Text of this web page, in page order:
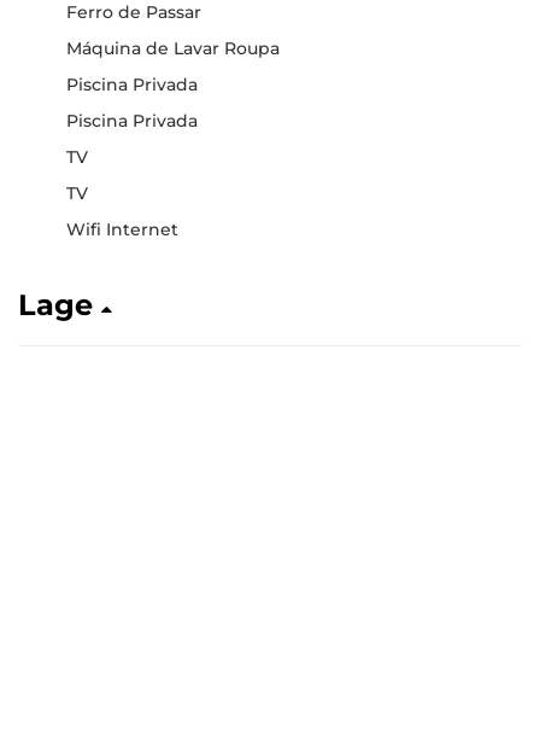
Ferro de Passar
Máquina de Lavar Roupa
Piscina Privada
Piscina Privada
TV
TV
Wifi Internet
Lage